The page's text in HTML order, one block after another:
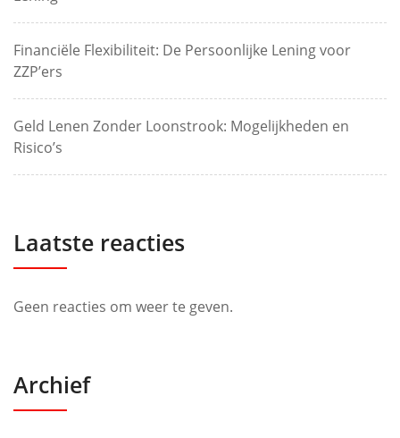
Financiële Flexibiliteit: De Persoonlijke Lening voor
ZZP’ers
Geld Lenen Zonder Loonstrook: Mogelijkheden en
Risico’s
Laatste reacties
Geen reacties om weer te geven.
Archief